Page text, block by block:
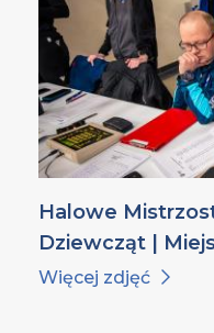
Halowe
Dziewcząt |
Więcej zdjęć